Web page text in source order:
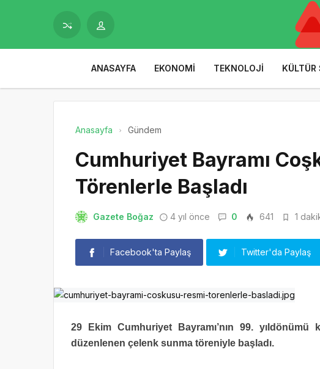
ANASAYFA EKONOMI TEKNOLOJI KÜLTÜR
Anasayfa Gündem
Cumhuriyet Bayramı
Törenlerle Başladı
Gazete Boğaz 4 yıl önce 0 641 1
Facebook'ta Paylaş Twitter'da Paylaş
29 Ekim Cumhuriyet Bayramı’nın 99. yıldönümü
düzenlenen çelenk sunma töreniyle başladı.